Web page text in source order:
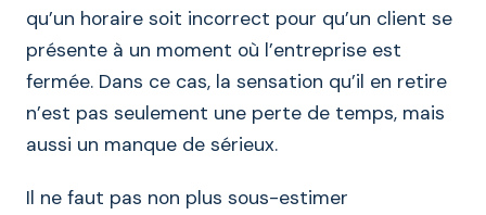
qu’un horaire soit incorrect pour qu’un client se
présente à un moment où l’entreprise est
fermée. Dans ce cas, la sensation qu’il en retire
n’est pas seulement une perte de temps, mais
aussi un manque de sérieux.
Il ne faut pas non plus sous-estimer